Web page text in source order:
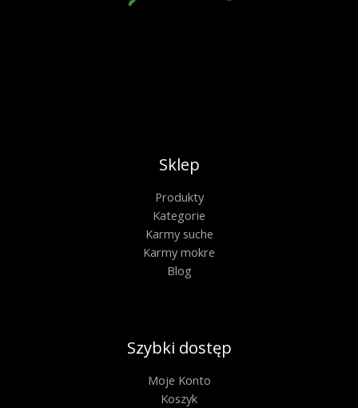
Sklep
Produkty
Kategorie
Karmy suche
Karmy mokre
Blog
Szybki dostęp
Moje Konto
Koszyk